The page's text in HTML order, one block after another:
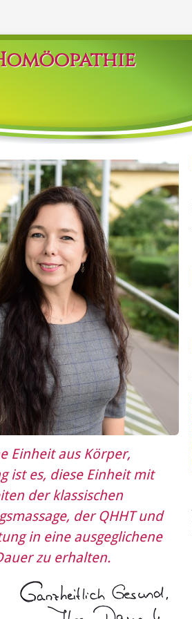
Einheit aus Körper,
ist es, diese Einheit mit
der klassischen
der QHHT und
in eine ausgeglichene
zu erhalten.